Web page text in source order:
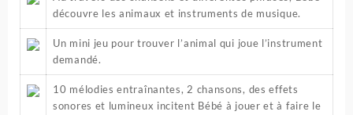
découvre les animaux et instruments de musique.
Un mini jeu pour trouver l’animal qui joue l’instrument
demandé.
10 mélodies entraînantes, 2 chansons, des effets
sonores et lumineux incitent Bébé à jouer et à faire le